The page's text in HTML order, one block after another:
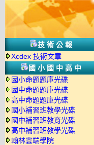
技術公報
Xcdex 技術文章
國小國中高中
國小命題題庫光碟
國中命題題庫光碟
高中命題題庫光碟
國小補習班教學光碟
國中補習班教育光碟
高中補習班教學光碟
翰林雲端學院